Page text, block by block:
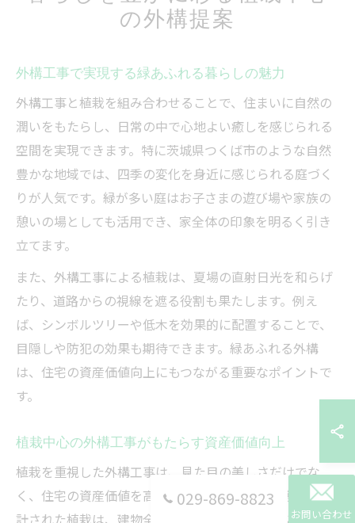
の外構提案
外構工事で実現する緑あふれる暮らしの魅力
外構工事と植栽を組み合わせることで、住まいに自然の
潤いをもたらし、日常の中で心地よい癒しを感じられる
空間を実現できます。特に茨城県つくば市のような自然
豊かな地域では、四季の変化を身近に感じられる庭づく
りが人気です。緑が多い庭はお子さまの遊び場や家族の
憩いの場としても活用でき、家全体の印象を明るく引き
立てます。
また、外構工事による植栽は、夏場の直射日光を和らげ
たり、道路からの視線を遮る役割も果たします。例え
ば、シンボルツリーや低木を効果的に配置することで、
目隠しや防犯の効果も期待できます。緑あふれる外構
は、住宅の資産価値向上にもつながる重要なポイントで
す。
植栽中心の外構工事がもたらす資産価値向上
植栽を重視した外構工事は、見た目の美しさだけでな
く、住宅の資産価値を高める効果もあります。適切に設
計された植栽は、建物全体のバランスや街並みに調和
029-869-8823
お問い合わせ